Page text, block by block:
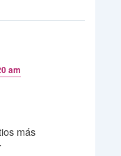
am
más